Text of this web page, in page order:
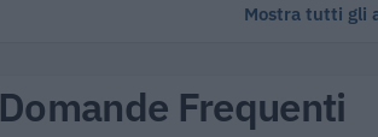
Mostra tutti gli
Domande Frequenti